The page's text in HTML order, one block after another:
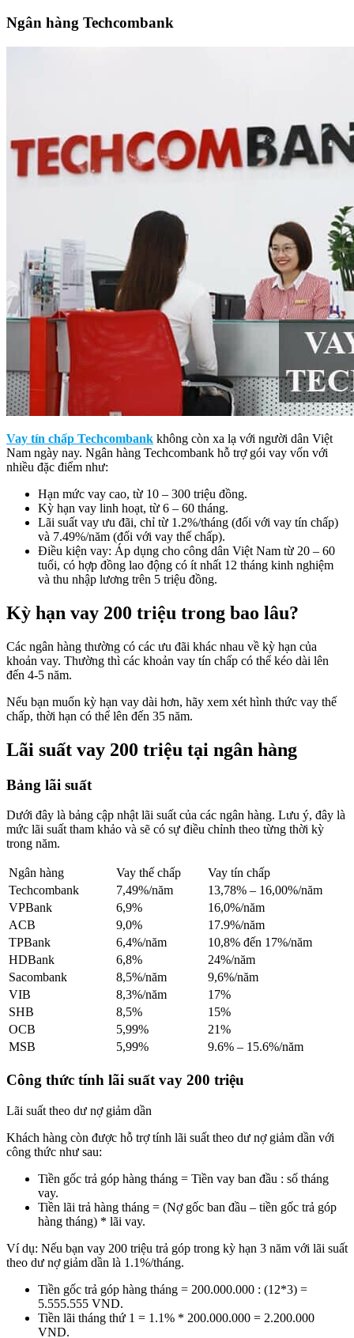
Ngân hàng Techcombank
Vay tín chấp Techcombank không còn xa lạ với người dân Việt
Nam ngày nay. Ngân hàng Techcombank hỗ trợ gói vay vốn với
nhiều đặc điểm như:
Hạn mức vay cao, từ 10 – 300 triệu đồng.
Kỳ hạn vay linh hoạt, từ 6 – 60 tháng.
Lãi suất vay ưu đãi, chỉ từ 1.2%/tháng (đối với vay tín chấp)
và 7.49%/năm (đối với vay thế chấp).
Điều kiện vay: Áp dụng cho công dân Việt Nam từ 20 – 60
tuổi, có hợp đồng lao động có ít nhất 12 tháng kinh nghiệm
và thu nhập lương trên 5 triệu đồng.
Kỳ hạn vay 200 triệu trong bao lâu?
Các ngân hàng thường có các ưu đãi khác nhau về kỳ hạn của
khoản vay. Thường thì các khoản vay tín chấp có thể kéo dài lên
đến 4-5 năm.
Nếu bạn muốn kỳ hạn vay dài hơn, hãy xem xét hình thức vay thế
chấp, thời hạn có thể lên đến 35 năm.
Lãi suất vay 200 triệu tại ngân hàng
Bảng lãi suất
Dưới đây là bảng cập nhật lãi suất của các ngân hàng. Lưu ý, đây là
mức lãi suất tham khảo và sẽ có sự điều chỉnh theo từng thời kỳ
trong năm.
Ngân hàng Vay thế chấp
Vay tín chấp
Techcombank
7,49%/năm
13,78% – 16,00%/năm
VPBank
6,9%
16,0%/năm
ACB
9,0%
17.9%/năm
TPBank
6,4%/năm
10,8% đến 17%/năm
HDBank
6,8%
24%/năm
Sacombank
8,5%/năm
9,6%/năm
VIB
8,3%/năm
17%
SHB
8,5%
15%
OCB
5,99%
21%
MSB
5,99% 9.6% – 15.6%/năm
Công thức tính lãi suất vay 200 triệu
Lãi suất theo dư nợ giảm dần
Khách hàng còn được hỗ trợ tính lãi suất theo dư nợ giảm dần với
công thức như sau:
Tiền gốc trả góp hàng tháng = Tiền vay ban đầu : số tháng
vay.
Tiền lãi trả hàng tháng = (Nợ gốc ban đầu – tiền gốc trả góp
hàng tháng) * lãi vay.
Ví dụ: Nếu bạn vay 200 triệu trả góp trong kỳ hạn 3 năm với lãi suất
theo dư nợ giảm dần là 1.1%/tháng.
Tiền gốc trả góp hàng tháng = 200.000.000 : (12*3) =
5.555.555 VND.
Tiền lãi tháng thứ 1 = 1.1% * 200.000.000 = 2.200.000
VND.